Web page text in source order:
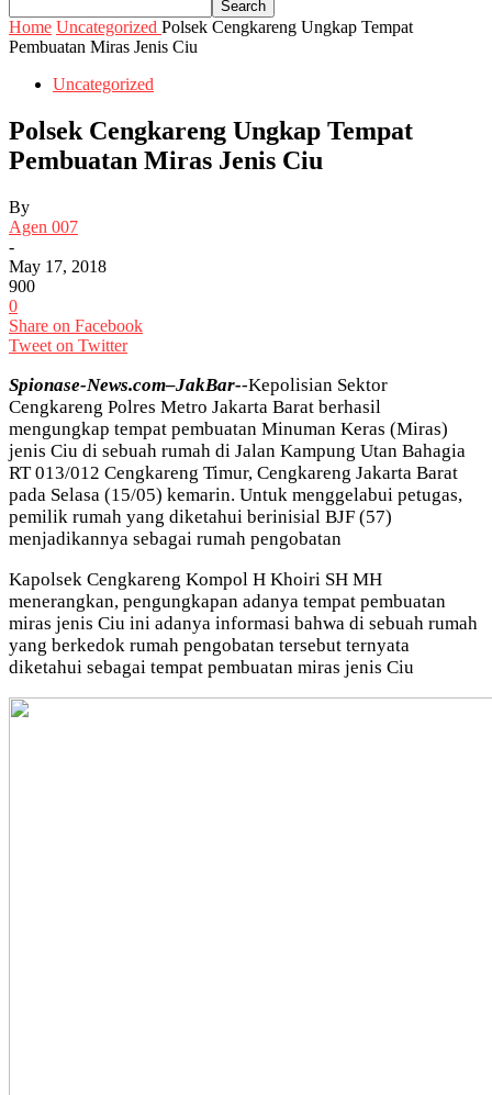
Home Uncategorized Polsek Cengkareng Ungkap Tempat
Pembuatan Miras Jenis Ciu
Uncategorized
Polsek Cengkareng Ungkap Tempat
Pembuatan Miras Jenis Ciu
By
Agen 007
-
May 17, 2018
900
0
Share on Facebook
Tweet on Twitter
Spionase-News.com–JakBar--Kepolisian Sektor
Cengkareng Polres Metro Jakarta Barat berhasil
mengungkap tempat pembuatan Minuman Keras (Miras)
jenis Ciu di sebuah rumah di Jalan Kampung Utan Bahagia
RT 013/012 Cengkareng Timur, Cengkareng Jakarta Barat
pada Selasa (15/05) kemarin. Untuk menggelabui petugas,
pemilik rumah yang diketahui berinisial BJF (57)
menjadikannya sebagai rumah pengobatan
Kapolsek Cengkareng Kompol H Khoiri SH MH
menerangkan, pengungkapan adanya tempat pembuatan
miras jenis Ciu ini adanya informasi bahwa di sebuah rumah
yang berkedok rumah pengobatan tersebut ternyata
diketahui sebagai tempat pembuatan miras jenis Ciu